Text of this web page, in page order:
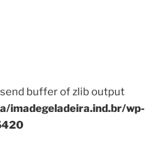
send buffer of zlib output
imadegeladeira.ind.br/wp-